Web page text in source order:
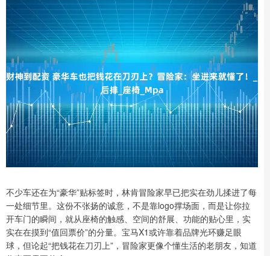
不少车还在为“豪华”贴标签时，林肯冒险家早已把实在劲儿揉进了每
一处细节里。这份不张扬的诚意，不是靠logo撑场面，而是让你拉
开车门的瞬间，就从座椅的触感、空间的舒展、功能的贴心里，实
实在在摸到“值回票价”的分量。宝马X1或许靠着品牌光环赚足眼
球，但论起“把钱花在刀刃上”，冒险家更像个懂生活的老朋友，知道